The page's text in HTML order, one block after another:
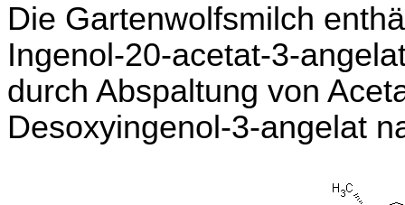
Die Gartenwolfsmilch
Ingenol-20-acetat-3-
durch Abspaltung von
Desoxyingenol-3-angelat